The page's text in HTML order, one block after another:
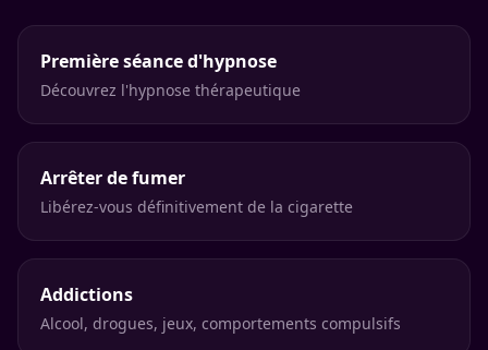
Première séance d'hypnose
Découvrez l'hypnose thérapeutique
Arrêter de fumer
Libérez-vous définitivement de la cigarette
Addictions
Alcool, drogues, jeux, comportements compulsifs